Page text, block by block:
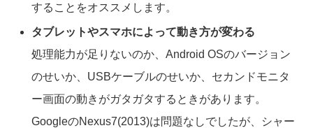
することをオススメします。
タブレットやスマホによって動き方が変わる
処理能力が足りないのか、Android OSのバージョン
のせいか、USBケーブルのせいか、セカンドモニタ
ー画面の動きがガタガタするときがあります。
GoogleのNexus7(2013)は問題なしでしたが、シャー